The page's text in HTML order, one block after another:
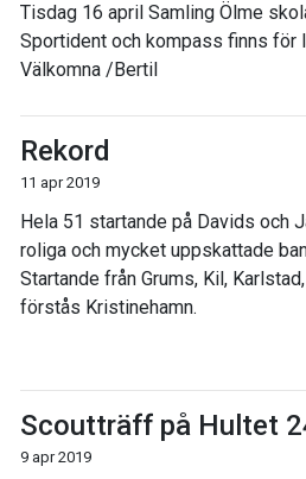
Tisdag 16 april Samling Ölme
Sportident och kompass finns för
Välkomna /Bertil
Rekord
11 apr 2019
Hela 51 startande på Davids och
roliga och mycket uppskattade
Startande från Grums, Kil,
förstås Kristinehamn.
Scoutträff på Hultet
9 apr 2019